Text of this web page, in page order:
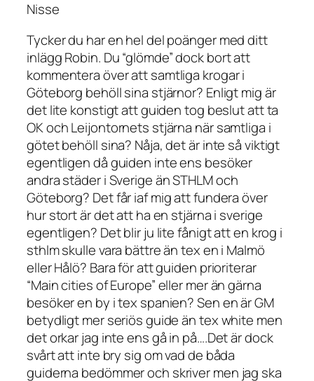
Nisse
Tycker du har en hel del poänger med ditt
inlägg Robin. Du “glömde” dock bort att
kommentera över att samtliga krogar i
Göteborg behöll sina stjärnor? Enligt mig är
det lite konstigt att guiden tog beslut att ta
OK och Leijontornets stjärna när samtliga i
götet behöll sina? Nåja, det är inte så viktigt
egentligen då guiden inte ens besöker
andra städer i Sverige än STHLM och
Göteborg? Det får iaf mig att fundera över
hur stort är det att ha en stjärna i sverige
egentligen? Det blir ju lite fånigt att en krog i
sthlm skulle vara bättre än tex en i Malmö
eller Hålö? Bara för att guiden prioriterar
“Main cities of Europe” eller mer än gärna
besöker en by i tex spanien? Sen en är GM
betydligt mer seriös guide än tex white men
det orkar jag inte ens gå in på….Det är dock
svårt att inte bry sig om vad de båda
guiderna bedömmer och skriver men jag ska